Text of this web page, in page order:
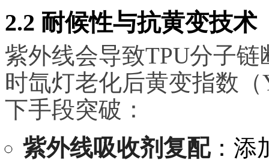
2.2 耐候性与抗黄变技术
紫外线会导致TPU分子
时氙灯老化后黄变指数
下手段突破：
紫外线吸收剂复配：添